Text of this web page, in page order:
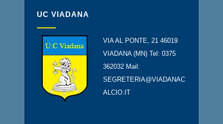
UC VIADANA
VIA AL PONTE, 21 46019
VIADANA (MN) Tel: 0375
362032 Mail:
SEGRETERIA@VIADANAC
ALCIO.IT